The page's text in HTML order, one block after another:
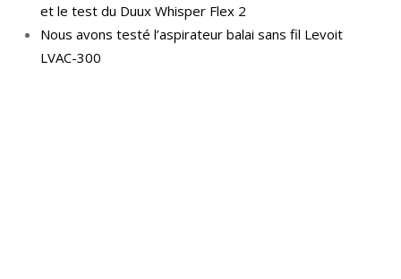
et le test du Duux Whisper Flex 2
Nous avons testé l’aspirateur balai sans fil Levoit
LVAC-300